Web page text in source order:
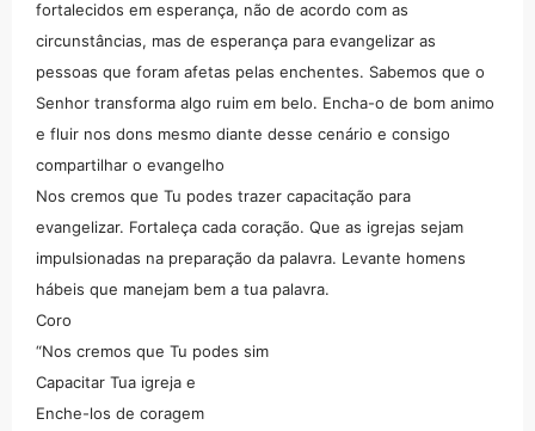
fortalecidos em esperança, não de acordo com as
circunstâncias, mas de esperança para evangelizar as
pessoas que foram afetas pelas enchentes. Sabemos que o
Senhor transforma algo ruim em belo. Encha-o de bom animo
e fluir nos dons mesmo diante desse cenário e consigo
compartilhar o evangelho
Nos cremos que Tu podes trazer capacitação para
evangelizar. Fortaleça cada coração. Que as igrejas sejam
impulsionadas na preparação da palavra. Levante homens
hábeis que manejam bem a tua palavra.
Coro
“Nos cremos que Tu podes sim
Capacitar Tua igreja e
Enche-los de coragem